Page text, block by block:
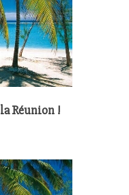
Réunion !